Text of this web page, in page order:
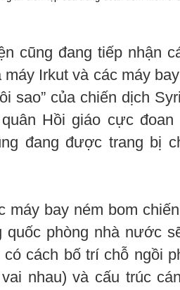
cũng đang tiếp nhận
máy Irkut và các máy
sao” của chiến dịch
Hồi giáo cực
đang được trang bị
máy bay ném bom
quốc phòng nhà nước
có cách bố trí chỗ ngồi
nhau) và cấu trúc